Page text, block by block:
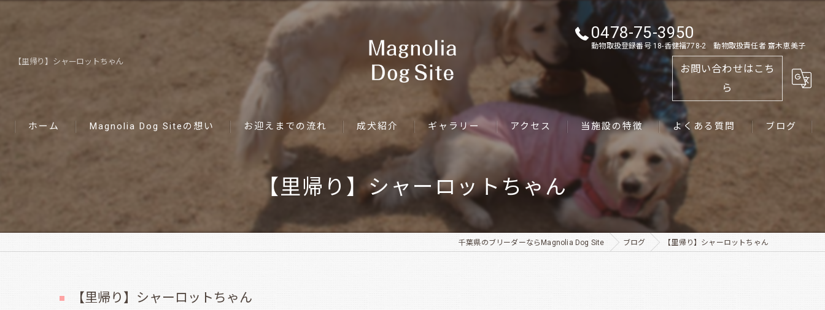
【里帰り】シャーロットちゃん
0478-75-3950
動物取扱登録番号 18-香健福778-2 動物取扱責任者 齋木恵美子
お問い合わせはこち
ら
ホーム Magnolia Dog Siteの想い お迎えまでの流れ 成犬紹介 ギャラリー アクセス 当施設の特徴
ゴールデンレトリーバー
パピー
犬舎
よくある質問 ブログ
【里帰り】シャーロットちゃん
千葉県のブリーダーならMagnolia Dog Site ブログ 【里帰り】シャーロットちゃん
【里帰り】シャーロットちゃん